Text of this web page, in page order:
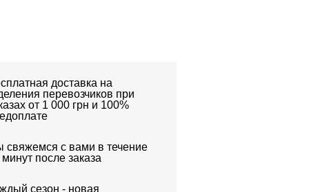
доставка на
перевозчиков при
от 1 000 грн и 100%
свяжемся с вами в течение
после заказа
сезон - новая